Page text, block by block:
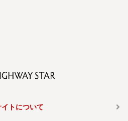
イトについて